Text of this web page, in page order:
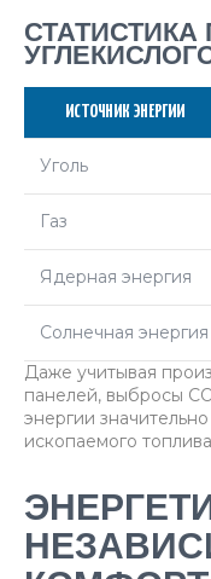
ИСТОЧНИК ЭНЕРГИИ
Уголь
Газ
Ядерная энергия
Солнечная энергия
Даже учитывая
панелей, выбросы
энергии
ископаемого